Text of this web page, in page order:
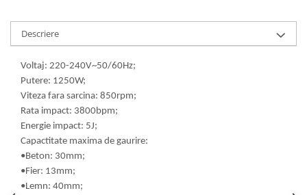
Descriere
Voltaj: 220-240V~50/60Hz;
Putere: 1250W;
Viteza fara sarcina: 850rpm;
Rata impact: 3800bpm;
Energie impact: 5J;
Capactitate maxima de gaurire:
•Beton: 30mm;
•Fier: 13mm;
•Lemn: 40mm;